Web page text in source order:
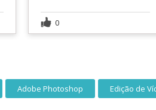
0
Adobe Photoshop Edição de